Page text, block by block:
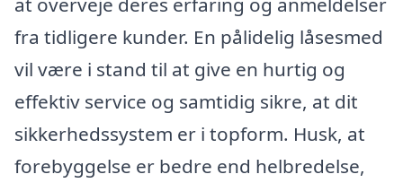
fra tidligere kunder. En pålidelig låsesmed
vil være i stand til at give en hurtig og
effektiv service og samtidig sikre, at dit
sikkerhedssystem er i topform. Husk, at
forebyggelse er bedre end helbredelse,